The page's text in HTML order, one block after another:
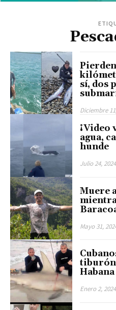
sí, dos
Diciembre
¡Video
agua,
hunde
Julio 24, 2024
Muere
Mayo 31,
Habana
Enero 2, 2024